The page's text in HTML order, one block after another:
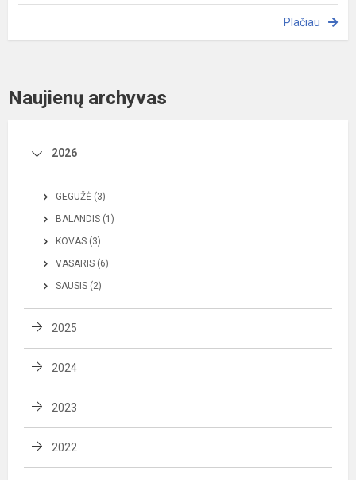
Plačiau
Naujienų archyvas
2026
GEGUŽĖ (3)
BALANDIS (1)
KOVAS (3)
VASARIS (6)
SAUSIS (2)
2025
2024
2023
2022